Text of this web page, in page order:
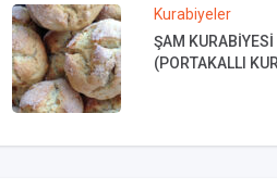
Kurabiyeler
ŞAM KURABİYESİ
(PORTAKALLI